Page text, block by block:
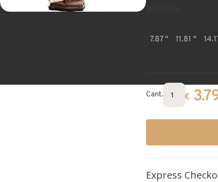
7.87 " 11.81 "
Cant. €
Express